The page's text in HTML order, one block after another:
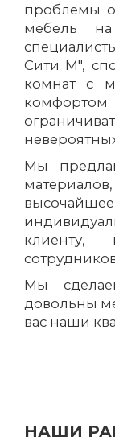
проблемы
мебель на
Сити М",
комнат с
Мы
клиенту,
Мы
довольны
вас наши
НАШИ